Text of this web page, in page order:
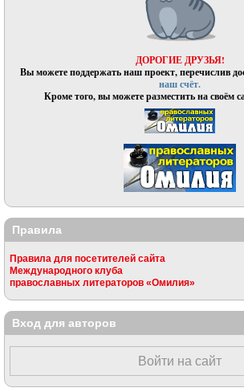
ДОРОГИЕ ДРУЗЬЯ!
Вы можете поддержать наш проект, перечислив
наш счёт.
Кроме того, вы можете разместить на своём
Правила
Правила для посетителей сайта
Международного клуба
православных литераторов «Омилия»
Вход для авторов
Войти на сайт